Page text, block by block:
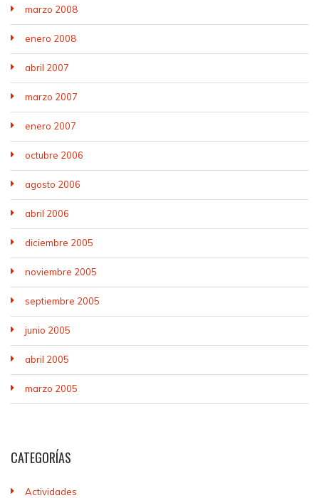
marzo 2008
enero 2008
abril 2007
marzo 2007
enero 2007
octubre 2006
agosto 2006
abril 2006
diciembre 2005
noviembre 2005
septiembre 2005
junio 2005
abril 2005
marzo 2005
CATEGORÍAS
Actividades